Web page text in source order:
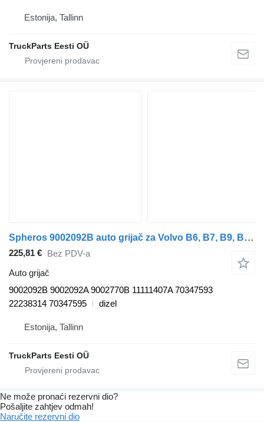
Estonija, Tallinn
TruckParts Eesti OÜ
Spheros 9002092B auto grijač za Volvo B6, B7, B9, B10, B12 bus (1978-2011) autobusa
225,81 € Bez PDV-a
Auto grijač
9002092B 9002092A 9002770B 11111407A 70347593
22238314 70347595
dizel
Estonija, Tallinn
TruckParts Eesti OÜ
Ne može pronaći rezervni dio?
Pošaljite zahtjev odmah!
Naručite rezervni dio